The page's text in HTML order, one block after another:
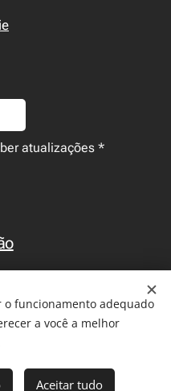
atualizações
Reprodução de
funcionamento adequado
a você a melhor
Aceitar tudo